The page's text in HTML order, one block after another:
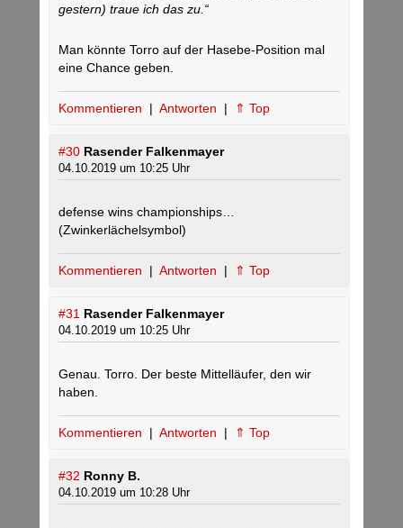
gestern) traue ich das zu.“
Man könnte Torro auf der Hasebe-Position mal
eine Chance geben.
Kommentieren | Antworten | ⇑ Top
#30 Rasender Falkenmayer
04.10.2019 um 10:25 Uhr
defense wins championships…
(Zwinkerlächelsymbol)
Kommentieren | Antworten | ⇑ Top
#31 Rasender Falkenmayer
04.10.2019 um 10:25 Uhr
Genau. Torro. Der beste Mittelläufer, den wir
haben.
Kommentieren | Antworten | ⇑ Top
#32 Ronny B.
04.10.2019 um 10:28 Uhr